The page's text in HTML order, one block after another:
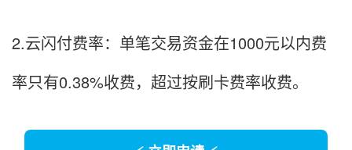
2.云闪付费率：单笔交易资金在1000元以内费
率只有0.38%收费，超过按刷卡费率收费。